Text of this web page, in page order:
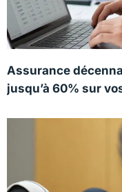
Assurance
jusqu’à 60% sur